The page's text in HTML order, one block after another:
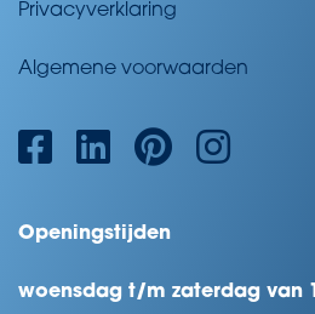
Privacyverklaring
Algemene voorwaarden
Openingstijden
woensdag t/m zaterdag van